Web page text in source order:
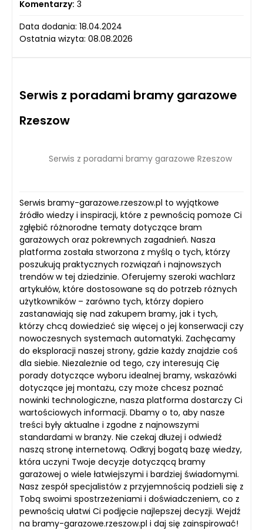
Komentarzy: 3
Data dodania: 18.04.2024
Ostatnia wizyta: 08.08.2026
Serwis z poradami bramy garazowe
Rzeszow
Serwis z poradami bramy garazowe Rzeszow
Serwis bramy-garazowe.rzeszow.pl to wyjątkowe
źródło wiedzy i inspiracji, które z pewnością pomoże Ci
zgłębić różnorodne tematy dotyczące bram
garażowych oraz pokrewnych zagadnień. Nasza
platforma została stworzona z myślą o tych, którzy
poszukują praktycznych rozwiązań i najnowszych
trendów w tej dziedzinie. Oferujemy szeroki wachlarz
artykułów, które dostosowane są do potrzeb różnych
użytkowników – zarówno tych, którzy dopiero
zastanawiają się nad zakupem bramy, jak i tych,
którzy chcą dowiedzieć się więcej o jej konserwacji czy
nowoczesnych systemach automatyki. Zachęcamy
do eksploracji naszej strony, gdzie każdy znajdzie coś
dla siebie. Niezależnie od tego, czy interesują Cię
porady dotyczące wyboru idealnej bramy, wskazówki
dotyczące jej montażu, czy może chcesz poznać
nowinki technologiczne, nasza platforma dostarczy Ci
wartościowych informacji. Dbamy o to, aby nasze
treści były aktualne i zgodne z najnowszymi
standardami w branży. Nie czekaj dłużej i odwiedź
naszą stronę internetową. Odkryj bogatą bazę wiedzy,
która uczyni Twoje decyzje dotyczącą bramy
garażowej o wiele łatwiejszymi i bardziej świadomymi.
Nasz zespół specjalistów z przyjemnością podzieli się z
Tobą swoimi spostrzeżeniami i doświadczeniem, co z
pewnością ułatwi Ci podjęcie najlepszej decyzji. Wejdź
na bramy-garazowe.rzeszow.pl i daj się zainspirować!